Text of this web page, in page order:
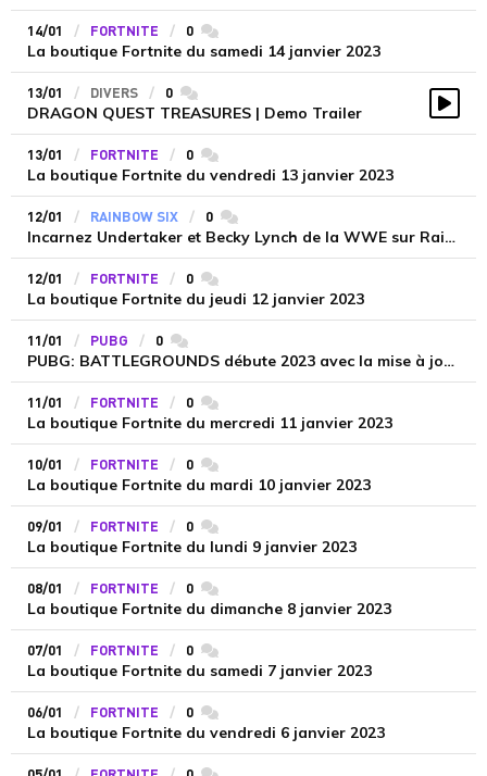
14/01 FORTNITE 0 commentaires
La boutique Fortnite du samedi 14 janvier 2023
13/01 DIVERS 0 commentaires
DRAGON QUEST TREASURES | Demo Trailer
13/01 FORTNITE 0 commentaires
La boutique Fortnite du vendredi 13 janvier 2023
12/01 RAINBOW SIX 0 commentaires
Incarnez Undertaker et Becky Lynch de la WWE sur Rainbow Six : Siege
12/01 FORTNITE 0 commentaires
La boutique Fortnite du jeudi 12 janvier 2023
11/01 PUBG 0 commentaires
PUBG: BATTLEGROUNDS débute 2023 avec la mise à jour 21.2
11/01 FORTNITE 0 commentaires
La boutique Fortnite du mercredi 11 janvier 2023
10/01 FORTNITE 0 commentaires
La boutique Fortnite du mardi 10 janvier 2023
09/01 FORTNITE 0 commentaires
La boutique Fortnite du lundi 9 janvier 2023
08/01 FORTNITE 0 commentaires
La boutique Fortnite du dimanche 8 janvier 2023
07/01 FORTNITE 0 commentaires
La boutique Fortnite du samedi 7 janvier 2023
06/01 FORTNITE 0 commentaires
La boutique Fortnite du vendredi 6 janvier 2023